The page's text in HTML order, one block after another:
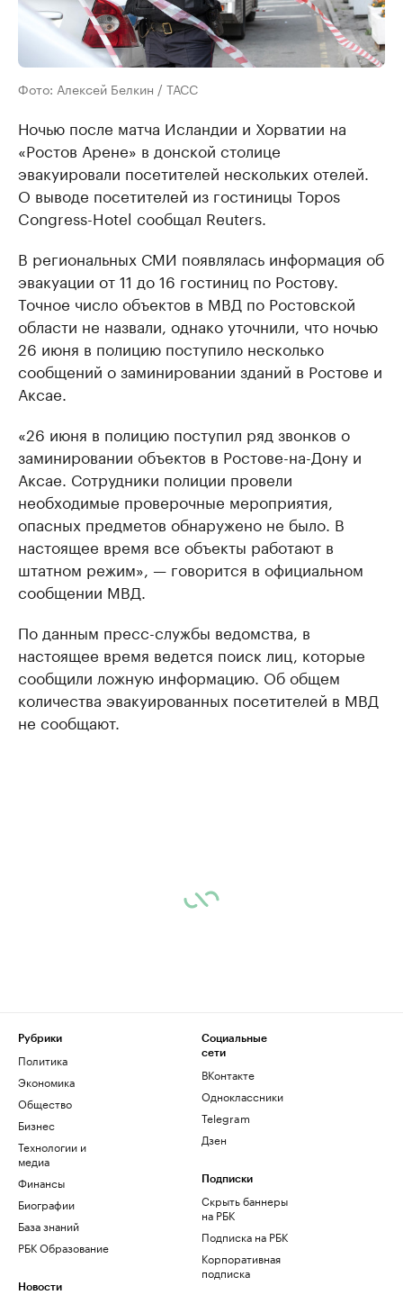
Фото: Алексей Белкин / ТАСС
Ночью после матча Исландии и Хорватии на
«Ростов Арене» в донской столице
эвакуировали посетителей нескольких отелей.
О выводе посетителей из гостиницы Topos
Congress-Hotel сообщал Reuters.
В региональных СМИ появлялась информация об
эвакуации от 11 до 16 гостиниц по Ростову.
Точное число объектов в МВД по Ростовской
области не назвали, однако уточнили, что ночью
26 июня в полицию поступило несколько
сообщений о заминировании зданий в Ростове и
Аксае.
«26 июня в полицию поступил ряд звонков о
заминировании объектов в Ростове-на-Дону и
Аксае. Сотрудники полиции провели
необходимые проверочные мероприятия,
опасных предметов обнаружено не было. В
настоящее время все объекты работают в
штатном режим», — говорится в официальном
сообщении МВД.
По данным пресс-службы ведомства, в
настоящее время ведется поиск лиц, которые
сообщили ложную информацию. Об общем
количества эвакуированных посетителей в МВД
не сообщают.
Рубрики
Политика
Экономика
Общество
Бизнес
Технологии и
медиа
Финансы
Биографии
База знаний
РБК Образование
Новости
Социальные
сети
ВКонтакте
Одноклассники
Telegram
Дзен
Подписки
Скрыть баннеры
на РБК
Подписка на РБК
Корпоративная
подписка